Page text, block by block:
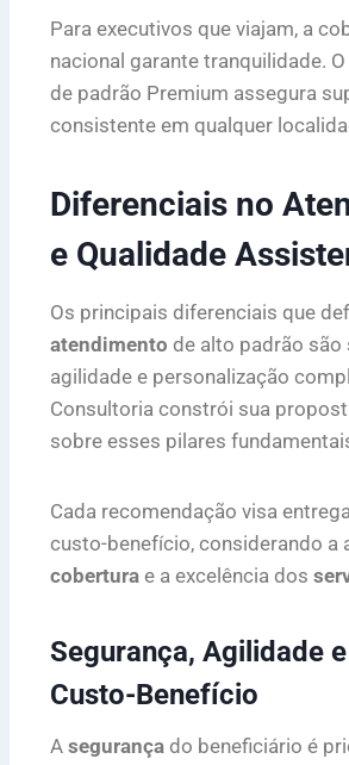
Para executivos que viajam, a
nacional garante tranquilidade. O
de padrão Premium assegura
consistente em qualquer
Diferenciais no
e Qualidade
Os principais diferenciais que
atendimento de alto padrão são
agilidade e personalização
Consultoria constrói sua
sobre esses pilares
Cada recomendação visa
custo-benefício, considerando a
cobertura e a excelência dos
Segurança, Agilidade
Custo-Benefício
A segurança do beneficiário é